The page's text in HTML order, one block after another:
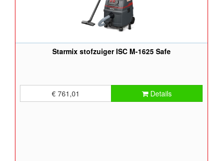
Starmix stofzuiger ISC M-1625 Safe
€ 761,01 Details